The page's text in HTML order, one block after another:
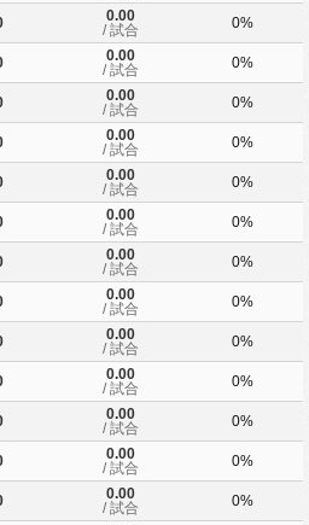
0.00
/ 試合
0%
0.00
/ 試合
0%
0.00
/ 試合
0%
0.00
/ 試合
0%
0.00
/ 試合
0%
0.00
/ 試合
0%
0.00
/ 試合
0%
0.00
/ 試合
0%
0.00
/ 試合
0%
0.00
/ 試合
0%
0.00
/ 試合
0%
0.00
/ 試合
0%
0.00
/ 試合
0%